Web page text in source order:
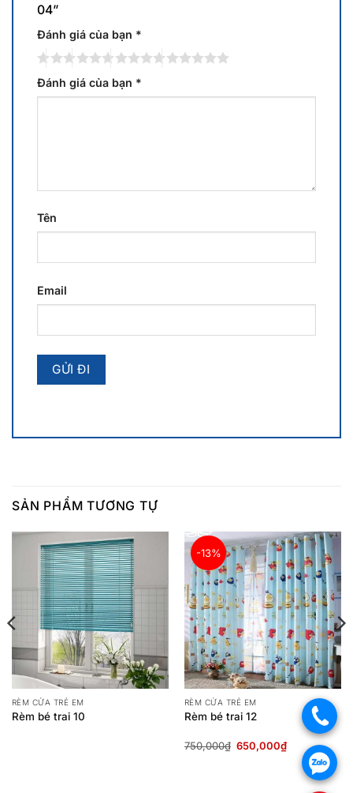
04”
Đánh giá của bạn *
Đánh giá của bạn *
Tên
Email
SẢN PHẨM TƯƠNG TỰ
RÈM CỬA TRẺ EM
Rèm bé trai 10
-13%
RÈM CỬA TRẺ EM
Rèm bé trai 12
750,000₫ Giá
650,000₫Giá
hiện
650,000₫.
.
.